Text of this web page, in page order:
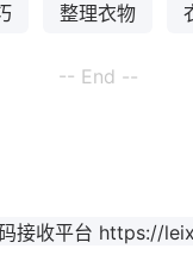
整理衣物
-- End --